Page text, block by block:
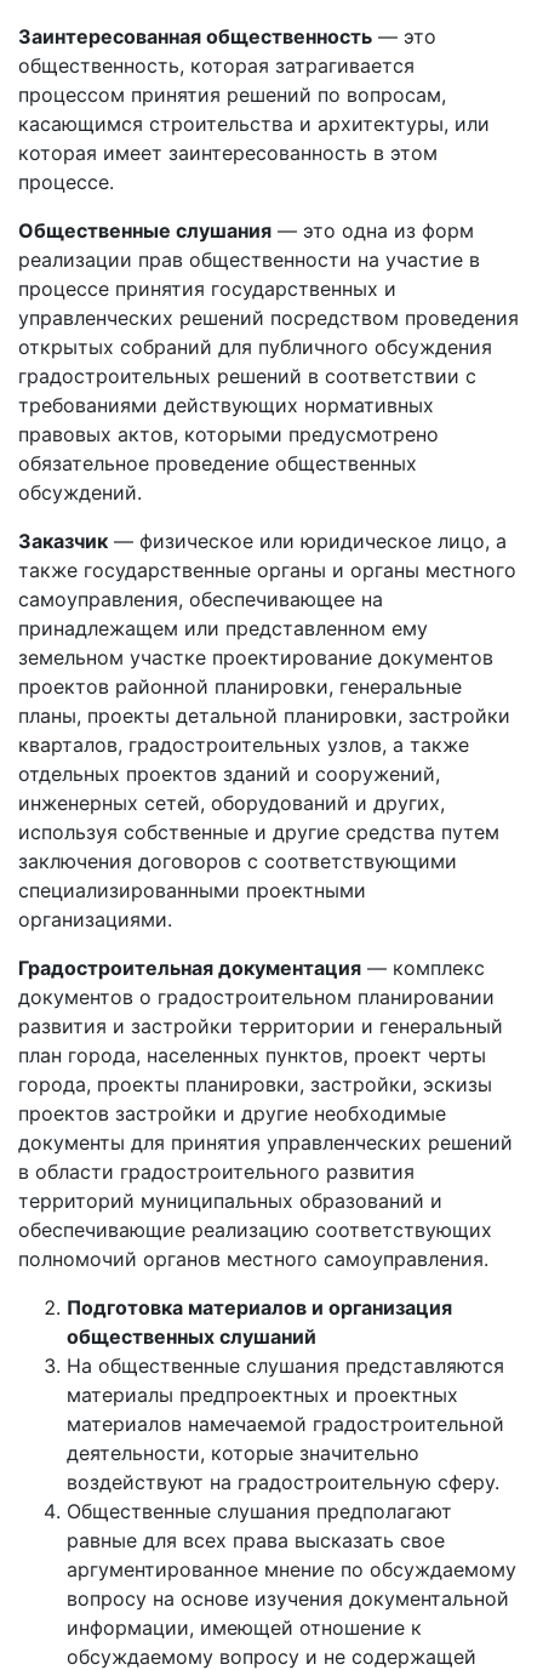
Заинтересованная общественность — это
общественность, которая затрагивается
процессом принятия решений по вопросам,
касающимся строительства и архитектуры, или
которая имеет заинтересованность в этом
процессе.
Общественные слушания — это одна из форм
реализации прав общественности на участие в
процессе принятия государственных и
управленческих решений посредством проведения
открытых собраний для публичного обсуждения
градостроительных решений в соответствии с
требованиями действующих нормативных
правовых актов, которыми предусмотрено
обязательное проведение общественных
обсуждений.
Заказчик — физическое или юридическое лицо, а
также государственные органы и органы местного
самоуправления, обеспечивающее на
принадлежащем или представленном ему
земельном участке проектирование документов
проектов районной планировки, генеральные
планы, проекты детальной планировки, застройки
кварталов, градостроительных узлов, а также
отдельных проектов зданий и сооружений,
инженерных сетей, оборудований и других,
используя собственные и другие средства путем
заключения договоров с соответствующими
специализированными проектными
организациями.
Градостроительная документация — комплекс
документов о градостроительном планировании
развития и застройки территории и генеральный
план города, населенных пунктов, проект черты
города, проекты планировки, застройки, эскизы
проектов застройки и другие необходимые
документы для принятия управленческих решений
в области градостроительного развития
территорий муниципальных образований и
обеспечивающие реализацию соответствующих
полномочий органов местного самоуправления.
Подготовка материалов и организация
общественных слушаний
На общественные слушания представляются
материалы предпроектных и проектных
материалов намечаемой градостроительной
деятельности, которые значительно
воздействуют на градостроительную сферу.
Общественные слушания предполагают
равные для всех права высказать свое
аргументированное мнение по обсуждаемому
вопросу на основе изучения документальной
информации, имеющей отношение к
обсуждаемому вопросу и не содержащей